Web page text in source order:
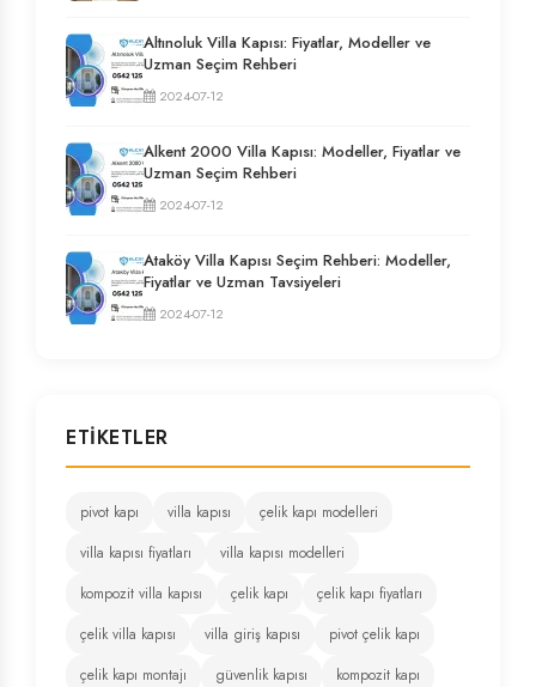
Altınoluk Villa Kapısı: Fiyatlar, Modeller ve
Uzman Seçim Rehberi
2024-07-12
Alkent 2000 Villa Kapısı: Modeller, Fiyatlar ve
Uzman Seçim Rehberi
2024-07-12
Ataköy Villa Kapısı Seçim Rehberi: Modeller,
Fiyatlar ve Uzman Tavsiyeleri
2024-07-12
ETIKETLER
pivot kapı villa kapısı
çelik kapı modelleri
villa kapısı fiyatları
villa kapısı modelleri
kompozit villa kapısı
çelik kapı
çelik kapı fiyatları
çelik villa kapısı
villa giriş kapısı
pivot çelik kapı
çelik kapı montajı
güvenlik kapısı
kompozit kapı